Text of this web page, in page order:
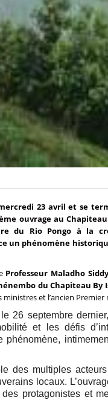
23 avril et se
ouvrage au Chapiteau
Rio Pongo à la
un phénomène
Professeur Maladho
du Chapiteau By
et l’ancien Premier
le 26 septembre
et les défis
des multiples
locaux.
protagonistes et